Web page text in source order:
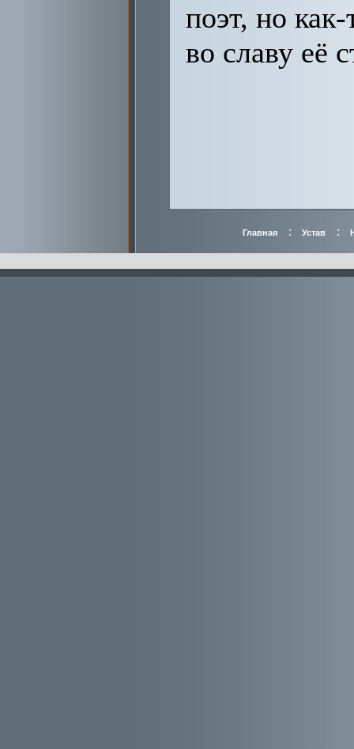
поэт, но
во славу её
Главная : Устав :